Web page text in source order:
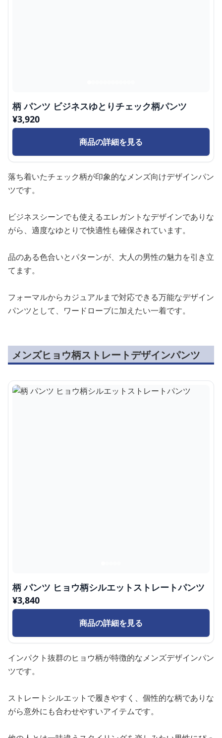
柄 パンツ ビジネスゆとりチェック柄パンツ
¥3,920
商品の詳細を見る
落ち着いたチェック柄が印象的なメンズ向けデザインパン
ツです。
ビジネスシーンでも使えるエレガントなデザインでありな
がら、適度なゆとりで快適性も確保されています。
品のある色合いとパターンが、大人の男性の魅力を引き立
てます。
フォーマルからカジュアルまで対応できる万能なデザイン
パンツとして、ワードローブに加えたい一着です。
メンズヒョウ柄ストレートデザインパンツ
柄 パンツ ヒョウ柄シルエットストレートパンツ
¥3,840
商品の詳細を見る
インパクト抜群のヒョウ柄が特徴的なメンズデザインパン
ツです。
ストレートシルエットで履きやすく、個性的な柄でありな
がら意外にも合わせやすいアイテムです。